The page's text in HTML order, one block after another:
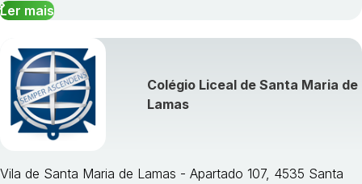
Ler mais
Colégio Liceal de Santa Maria de
Lamas
Vila de Santa Maria de Lamas - Apartado 107, 4535 Santa